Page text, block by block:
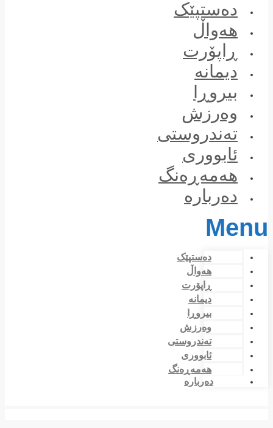
دەستپێک
هەواڵ
ڕاپۆرت
دیمانە
بیروڕا
وەرزش
تەندروستی
ئابووری
هەمەڕەنگ
دەربارە
Menu
دەستپێک
هەواڵ
ڕاپۆرت
دیمانە
بیروڕا
وەرزش
تەندروستی
ئابووری
هەمەڕەنگ
دەربارە